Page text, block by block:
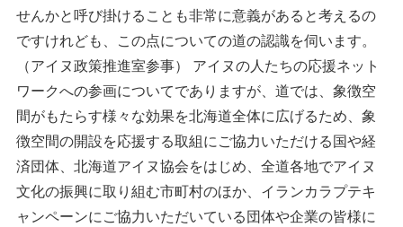
せんかと呼び掛けることも非常に意義があると考えるの
ですけれども、この点についての道の認識を伺います。
（アイヌ政策推進室参事） アイヌの人たちの応援ネット
ワークへの参画についてでありますが、道では、象徴空
間がもたらす様々な効果を北海道全体に広げるため、象
徴空間の開設を応援する取組にご協力いただける国や経
済団体、北海道アイヌ協会をはじめ、全道各地でアイヌ
文化の振興に取り組む市町村のほか、イランカラプテキ
ャンペーンにご協力いただいている団体や企業の皆様に